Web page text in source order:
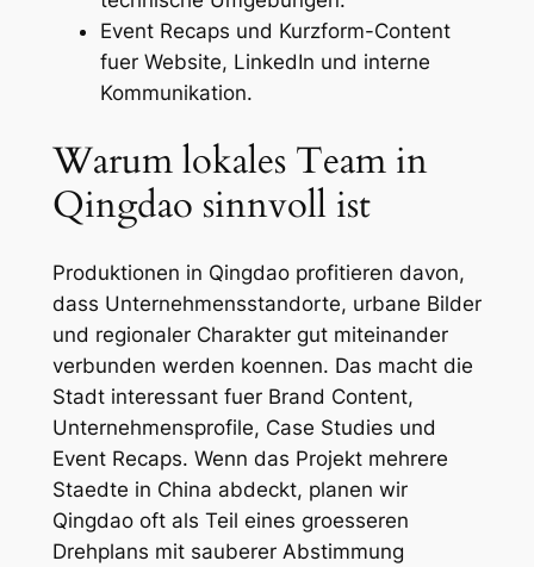
Event Recaps und Kurzform-Content
fuer Website, LinkedIn und interne
Kommunikation.
Warum lokales Team in
Qingdao sinnvoll ist
Produktionen in Qingdao profitieren davon,
dass Unternehmensstandorte, urbane Bilder
und regionaler Charakter gut miteinander
verbunden werden koennen. Das macht die
Stadt interessant fuer Brand Content,
Unternehmensprofile, Case Studies und
Event Recaps. Wenn das Projekt mehrere
Staedte in China abdeckt, planen wir
Qingdao oft als Teil eines groesseren
Drehplans mit sauberer Abstimmung